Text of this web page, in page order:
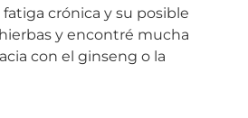
crónica y su posible
y encontré mucha
con el ginseng o la